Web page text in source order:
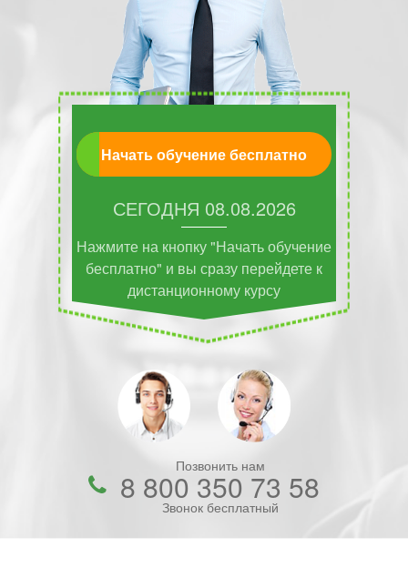
Начать обучение бесплатно
СЕГОДНЯ 08.08.2026
Нажмите на кнопку "Начать обучение
бесплатно" и вы сразу перейдете к
дистанционному курсу
Позвонить нам
8 800 350 73 58
Звонок бесплатный